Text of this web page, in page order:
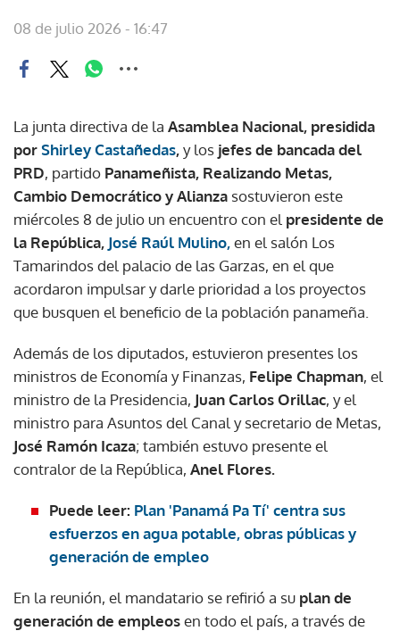
08 de julio 2026 - 16:47
La junta directiva de la Asamblea Nacional, presidida
porShirley Castañedas,y los jefes de bancada del
PRD, partido Panameñista, Realizando Metas,
Cambio Democrático y Alianza sostuvieron este
miércoles 8 de julio un encuentro con el presidente de
la República, José Raúl Mulino,en el salón Los
Tamarindos del palacio de las Garzas, en el que
acordaron impulsar y darle prioridad a los proyectos
que busquen el beneficio de la población panameña.
Además de los diputados, estuvieron presentes los
ministros de Economía y Finanzas, Felipe Chapman, el
ministro de la Presidencia, Juan Carlos Orillac, y el
ministro para Asuntos del Canal y secretario de Metas,
José Ramón Icaza; también estuvo presente el
contralor de la República, Anel Flores.
Puede leer: Plan 'Panamá Pa Tí' centra sus
esfuerzos en agua potable, obras públicas y
generación de empleo
En la reunión, el mandatario se refirió a su plan de
generación de empleosen todo el país, a través de